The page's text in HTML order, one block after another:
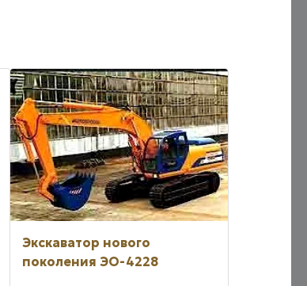
Экскаватор нового
поколения ЭО-4228